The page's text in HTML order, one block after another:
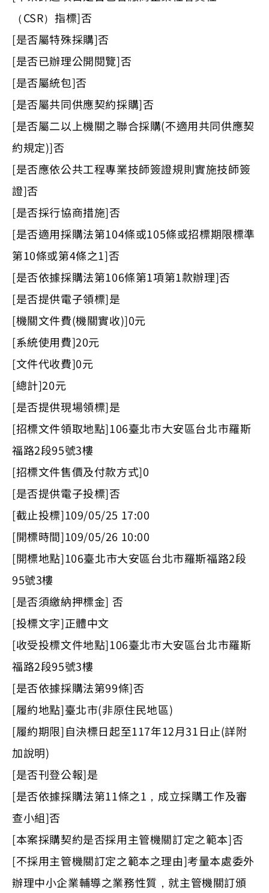
（CSR）指標]否
[是否屬特殊採購]否
[是否已辦理公開閱覽]否
[是否屬統包]否
[是否屬共同供應契約採購]否
[是否屬二以上機關之聯合採購(不適用共同供應契
約規定)]否
[是否應依公共工程專業技師簽證規則實施技師簽
證]否
[是否採行協商措施]否
[是否適用採購法第104條或105條或招標期限標準
第10條或第4條之1]否
[是否依據採購法第106條第1項第1款辦理]否
[是否提供電子領標]是
[機關文件費(機關實收)]0元
[系統使用費]20元
[文件代收費]0元
[總計]20元
[是否提供現場領標]是
[招標文件領取地點]106臺北市大安區台北市羅斯
福路2段95號3樓
[招標文件售價及付款方式]0
[是否提供電子投標]否
[截止投標]109/05/25 17:00
[開標時間]109/05/26 10:00
[開標地點]106臺北市大安區台北市羅斯福路2段
95號3樓
[是否須繳納押標金] 否
[投標文字]正體中文
[收受投標文件地點]106臺北市大安區台北市羅斯
福路2段95號3樓
[是否依據採購法第99條]否
[履約地點]臺北市(非原住民地區)
[履約期限]自決標日起至117年12月31日止(詳附
加說明)
[是否刊登公報]是
[是否依據採購法第11條之1，成立採購工作及審
查小組]否
[本案採購契約是否採用主管機關訂定之範本]否
[不採用主管機關訂定之範本之理由]考量本處委外
辦理中小企業輔導之業務性質，就主管機關訂頒